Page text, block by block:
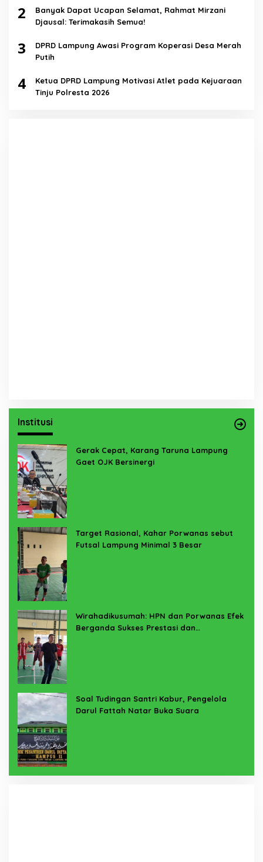
2
Banyak Dapat Ucapan Selamat, Rahmat Mirzani
Djausal: Terimakasih Semua!
3
DPRD Lampung Awasi Program Koperasi Desa Merah
Putih
4
Ketua DPRD Lampung Motivasi Atlet pada Kejuaraan
Tinju Polresta 2026
Institusi
Gerak Cepat, Karang Taruna Lampung
Gaet OJK Bersinergi
Target Rasional, Kahar Porwanas sebut
Futsal Lampung Minimal 3 Besar
Wirahadikusumah: HPN dan Porwanas Efek
Berganda Sukses Prestasi dan
Soal Tudingan Santri Kabur, Pengelola
Darul Fattah Natar Buka Suara